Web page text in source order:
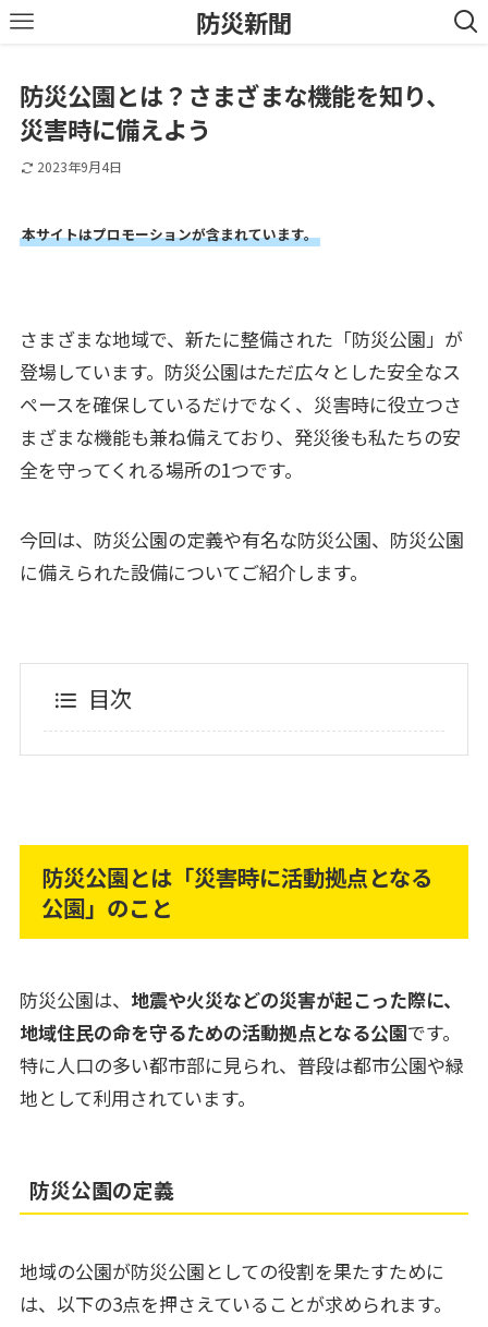
防災新聞
防災公園とは？さまざまな機能を知り、
災害時に備えよう
2023年9月4日
本サイトはプロモーションが含まれています。
さまざまな地域で、新たに整備された「防災公園」が
登場しています。防災公園はただ広々とした安全なス
ペースを確保しているだけでなく、災害時に役立つさ
まざまな機能も兼ね備えており、発災後も私たちの安
全を守ってくれる場所の1つです。
今回は、防災公園の定義や有名な防災公園、防災公園
に備えられた設備についてご紹介します。
目次
防災公園とは「災害時に活動拠点となる
公園」のこと
防災公園は、 地震や火災などの災害が起こった際に、
地域住民の命を守るための活動拠点となる公園です。
特に人口の多い都市部に見られ、普段は都市公園や緑
地として利用されています。
防災公園の定義
地域の公園が防災公園としての役割を果たすために
は、以下の3点を押さえていることが求められます。